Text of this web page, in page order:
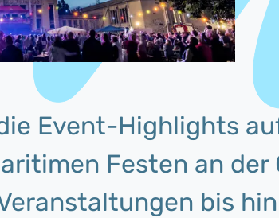
Event-Highlights
Festen an der
bis